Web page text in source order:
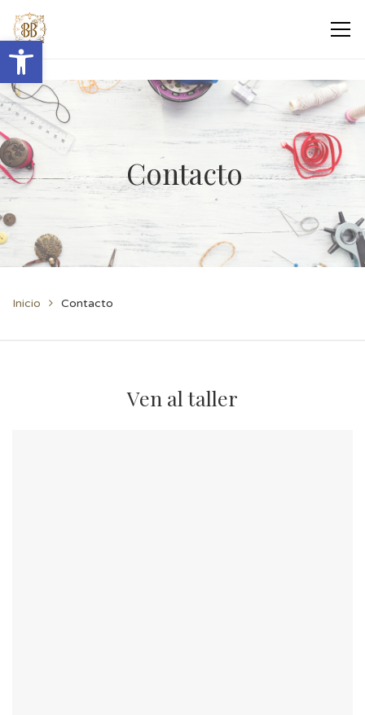
Abrir barra de herramientas
Contacto
Inicio Contacto
Ven al taller